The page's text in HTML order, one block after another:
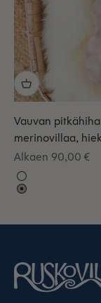
Vauvan
merinovillaa,
Alennushinta
Alkaen 90,00 €